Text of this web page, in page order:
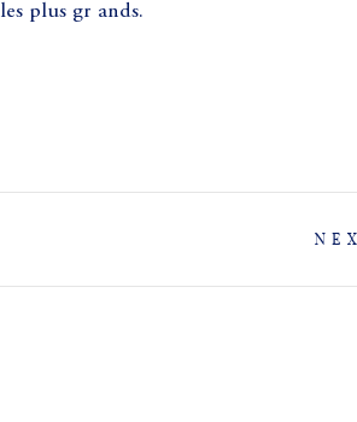
plus gr ands.